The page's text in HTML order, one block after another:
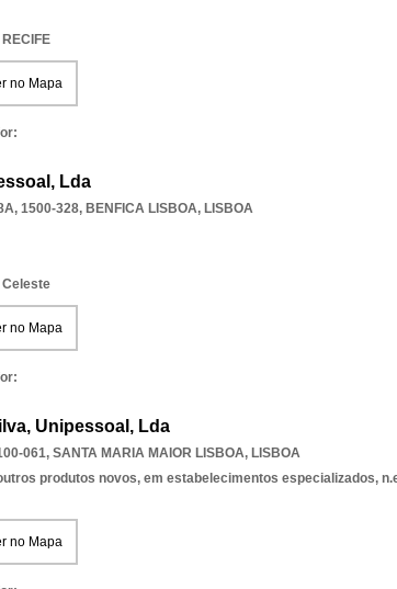
no Mapa
Lda
1500-328, BENFICA LISBOA, LISBOA
no Mapa
Unipessoal, Lda
061, SANTA MARIA MAIOR LISBOA, LISBOA
produtos novos, em estabelecimentos especializados,
no Mapa